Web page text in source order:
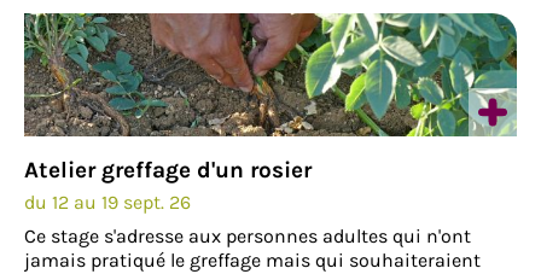
Nous vous invitons à participer à un…
Atelier greffage d'un rosier
du 12 au 19 sept. 26
Ce stage s'adresse aux personnes adultes qui n'ont
jamais pratiqué le greffage mais qui souhaiteraient